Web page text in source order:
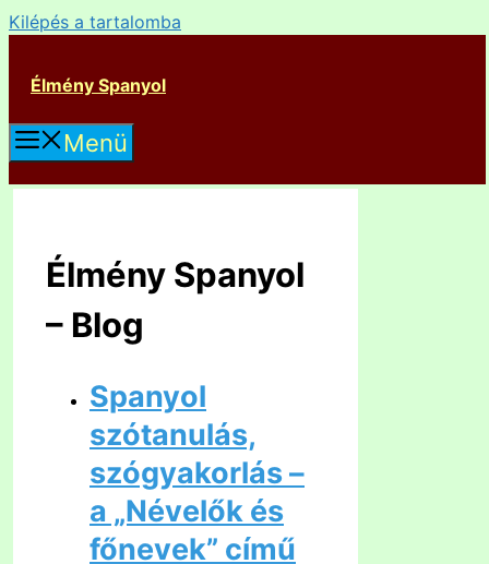
Kilépés a tartalomba
Élmény Spanyol
Menü
Élmény Spanyol
– Blog
Spanyol
szótanulás,
szógyakorlás –
a „Névelők és
főnevek” című